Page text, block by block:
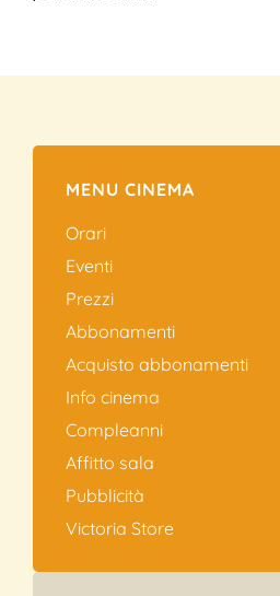
MENU CINEMA
Orari
Eventi
Prezzi
Abbonamenti
Acquisto abbonamenti
Info cinema
Compleanni
Affitto sala
Pubblicità
Victoria Store